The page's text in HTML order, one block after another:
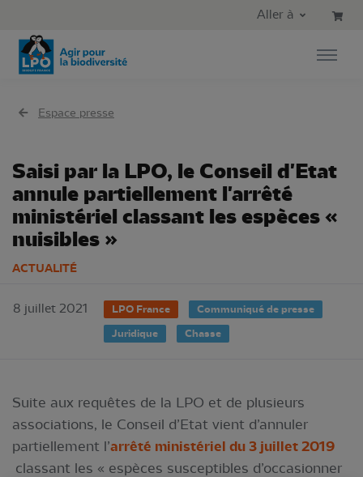
Aller au menu principal
Aller à
Espace presse
Saisi par la LPO, le Conseil d'Etat
annule partiellement l'arrêté
ministériel classant les espèces «
nuisibles »
ACTUALITÉ
8 juillet 2021 LPO France
Communiqué de presse
Juridique
Chasse
Suite aux requêtes de la LPO et de plusieurs
associations, le Conseil d’Etat vient d’annuler
partiellement l’arrêté ministériel du 3 juillet 2019
classant les « espèces susceptibles d’occasionner